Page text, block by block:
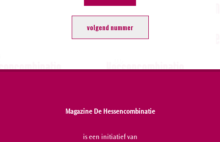
volgend nummer
Magazine De Hessencombinatie
is een initiatief van